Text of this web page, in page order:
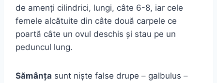
de amenţi cilindrici, lungi, câte 6-8, iar cele
femele alcătuite din câte două carpele ce
poartă câte un ovul deschis şi stau pe un
peduncul lung.
Sămânţa sunt nişte false drupe – galbulus –